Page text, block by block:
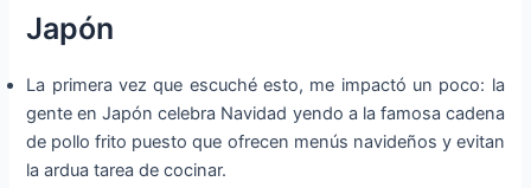
Japón
La primera vez que escuché esto, me impactó un poco: la
gente en Japón celebra Navidad yendo a la famosa cadena
de pollo frito puesto que ofrecen menús navideños y evitan
la ardua tarea de cocinar.